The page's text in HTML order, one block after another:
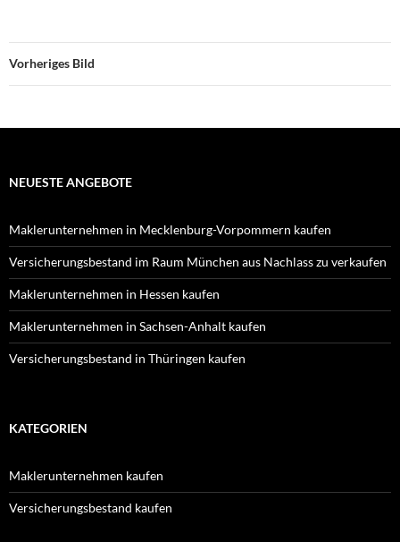
Vorheriges Bild
NEUESTE ANGEBOTE
Maklerunternehmen in Mecklenburg-Vorpommern kaufen
Versicherungsbestand im Raum München aus Nachlass zu verkaufen
Maklerunternehmen in Hessen kaufen
Maklerunternehmen in Sachsen-Anhalt kaufen
Versicherungsbestand in Thüringen kaufen
KATEGORIEN
Maklerunternehmen kaufen
Versicherungsbestand kaufen